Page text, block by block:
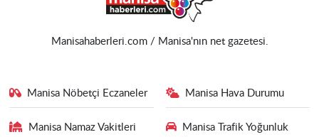
Manisahaberleri.com / Manisa'nın net gazetesi.
Manisa Nöbetçi Eczaneler Manisa Hava Durumu
Manisa Namaz Vakitleri
Manisa Trafik Yoğunluk